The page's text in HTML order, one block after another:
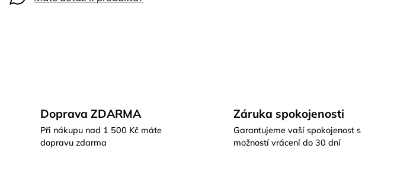
Doprava ZDARMA
Při nákupu nad 1 500 Kč máte
dopravu zdarma
Záruka spokojenosti
Garantujeme vaší spokojenost s
možností vrácení do 30 dní